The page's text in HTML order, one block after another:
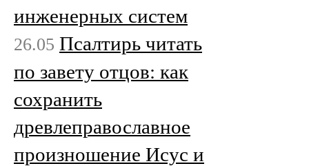
инженерных систем
26.05 Псалтирь читать
по завету отцов: как
сохранить
древлеправославное
произношение Исус и